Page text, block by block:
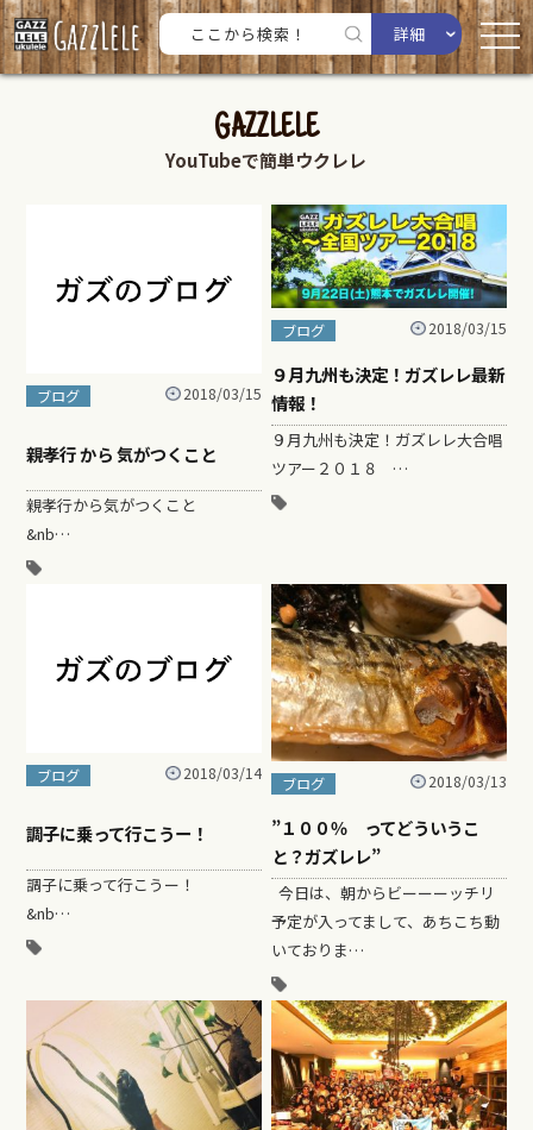
詳細
GAZZLELE
YouTubeで簡単ウクレレ
ブログ 2018/03/15
親孝行 から 気がつくこと
親孝行から気がつくこと
&nb…
ブログ 2018/03/15
９月九州も決定！ガズレレ最新
情報！
９月九州も決定！ガズレレ大合唱
ツアー２０１８ …
ブログ 2018/03/14
調子に乗って行こうー！
調子に乗って行こうー！
&nb…
ブログ 2018/03/13
”１００％ ってどういうこ
と？ガズレレ”
今日は、朝からビーーーッチリ
予定が入ってまして、あちこち動
いておりま…